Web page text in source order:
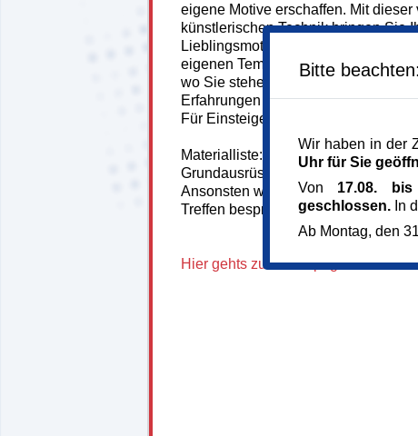
eigene Motive erschaffen. Mit dieser
künstlerischen Technik bringen Sie
Lieblingsmotive auf die Leinwand –
eigenen Tempo. Unser Künstler holt
wo Sie stehen und geht individuell
Erfahrungen ein.
Für Einsteiger:innen und
Materialliste: Bringen Sie bitte eine
Grundausrüstung an Pinseln, Palette
Ansonsten werden die benötigten
Treffen besprochen.
Hier gehts zur Homepage unseres
Bitte
Wir haben in der
Uhr für Sie
Von 17.08.
geschlossen.In
Ab Montag, den